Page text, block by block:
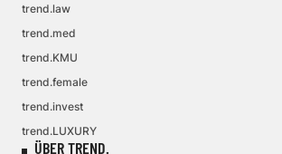
trend.law
trend.med
trend.KMU
trend.female
trend.invest
trend.LUXURY
ÜBER TREND.